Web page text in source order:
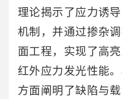
理论揭示了应力诱
机制，并通过掺杂
面工程，实现了高
红外应力发光性能
方面阐明了缺陷与